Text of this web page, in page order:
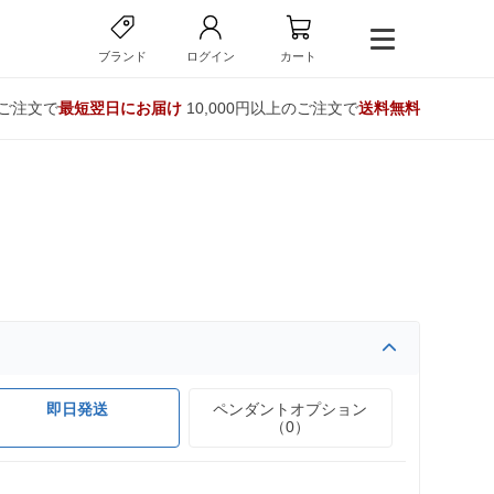
ブランド ログイン カート
注文で最短翌日にお届け10,000円以上のご注文で送料無料
即日発送
ペンダントオプション
（0）